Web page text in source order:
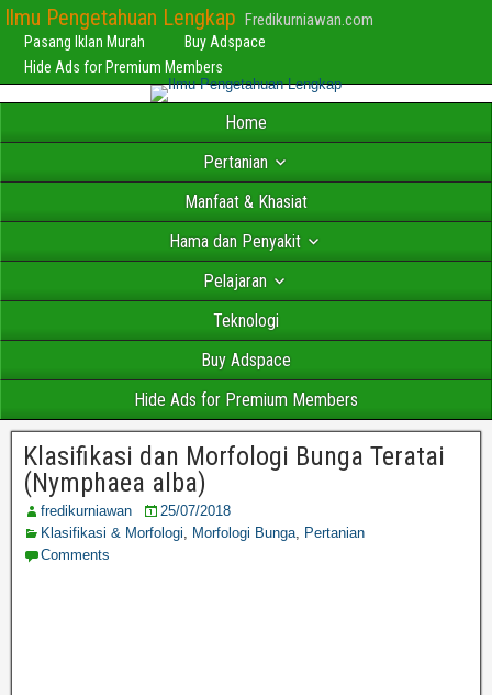
Ilmu Pengetahuan Lengkap Fredikurniawan.com
Pasang Iklan Murah
Buy Adspace
Hide Ads for Premium Members
Home
Pertanian
Manfaat & Khasiat
Hama dan Penyakit
Pelajaran
Teknologi
Buy Adspace
Hide Ads for Premium Members
Klasifikasi dan Morfologi Bunga Teratai
(Nymphaea alba)
fredikurniawan
25/07/2018
Klasifikasi & Morfologi, Morfologi Bunga, Pertanian
Comments